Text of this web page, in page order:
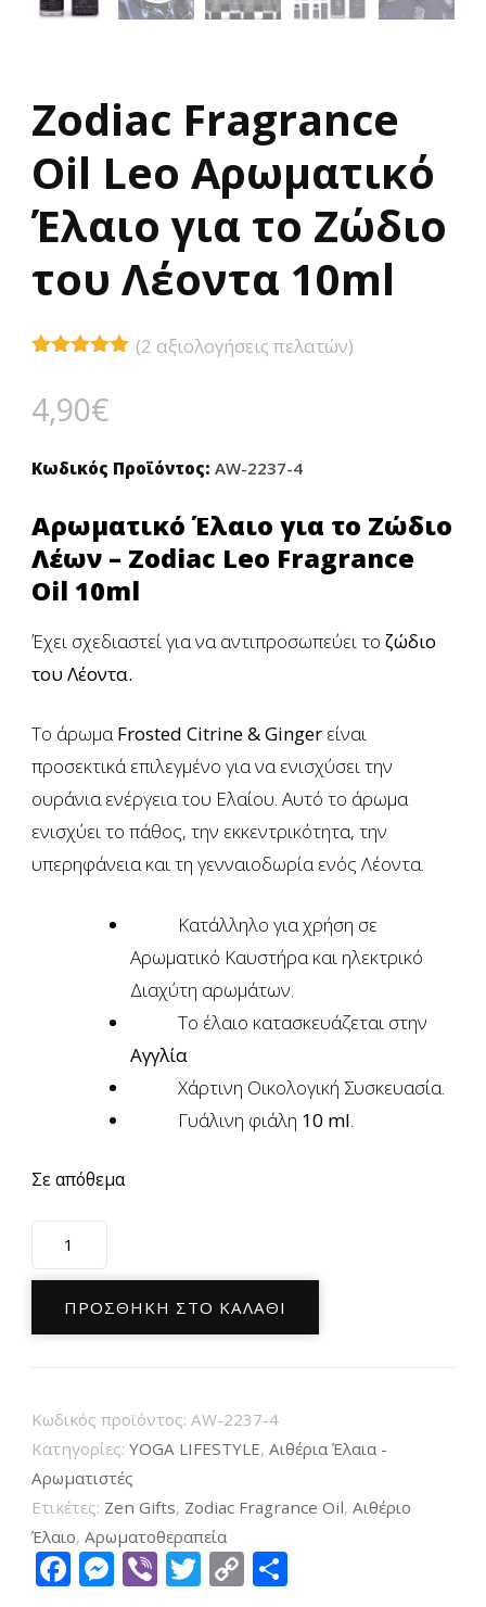
Zodiac Fragrance
Oil Leo Αρωματικό
Έλαιο για το Ζώδιο
του Λέοντα 10ml
από 5 με
βάση
πελάτη
(2 αξιολογήσεις πελατών)
4,90€
Κωδικός Προϊόντος: AW-2237-4
Αρωματικό Έλαιο για το Ζώδιο
Λέων – Zodiac Leo Fragrance
Oil 10ml
Έχει σχεδιαστεί για να αντιπροσωπεύει το ζώδιο
του Λέοντα.
Το άρωμαFrosted Citrine & Ginger είναι
προσεκτικά επιλεγμένο για να ενισχύσει την
ουράνια ενέργεια του Ελαίου. Αυτό το άρωμα
ενισχύει το πάθος, την εκκεντρικότητα, την
υπερηφάνεια και τη γενναιοδωρία ενός Λέoντα.
Κατάλληλο για χρήση σε
Αρωματικό Καυστήρα και ηλεκτρικό
Διαχύτη αρωμάτων.
Το έλαιο κατασκευάζεται στην
Αγγλία
Χάρτινη Οικολογική Συσκευασία.
Γυάλινη φιάλη 10 ml.
Σε απόθεμα
Zodiac
Fragrance
Leo
Αρωματικό
για
το
Ζώδιο
του
Λέοντα
10ml
ΠΡΟΣΘΉΚΗ ΣΤΟ ΚΑΛΆΘΙ
Κωδικός προϊόντος: AW-2237-4
Κατηγορίες: YOGA LIFESTYLE, Αιθέρια Έλαια -
Αρωματιστές
Ετικέτες: Zen Gifts, Zodiac Fragrance Oil, Αιθέριο
Έλαιο, Αρωματοθεραπεία
Facebook
Messenger
ViberTwitter
Copy